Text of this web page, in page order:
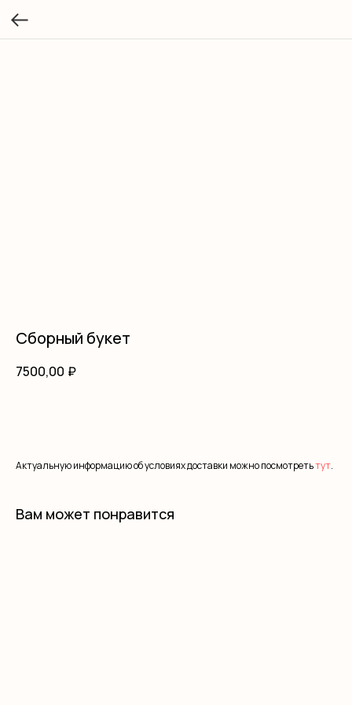
Сборный букет
7500,00 ₽
Актуальную информацию об условиях доставки можно посмотретьтут.
Вам может понравится